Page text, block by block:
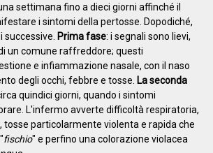
settimana fino a dieci giorni affinché il
i sintomi della pertosse. Dopodiché,
Prima fase: i segnali sono lievi,
un comune raffreddore; questi
e infiammazione nasale, con il naso
degli occhi, febbre e tosse. La seconda
quindici giorni, quando i sintomi
L'infermo avverte difficoltà respiratoria,
particolarmente violenta e rapida che
fischio" e perfino una colorazione violacea